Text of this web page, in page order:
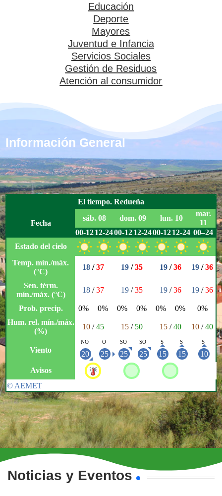
Educación
Deporte
Mayores
Juventud e Infancia
Servicios Sociales
Gestión de Residuos
Atención al consumidor
Información General
Noticias y Eventos